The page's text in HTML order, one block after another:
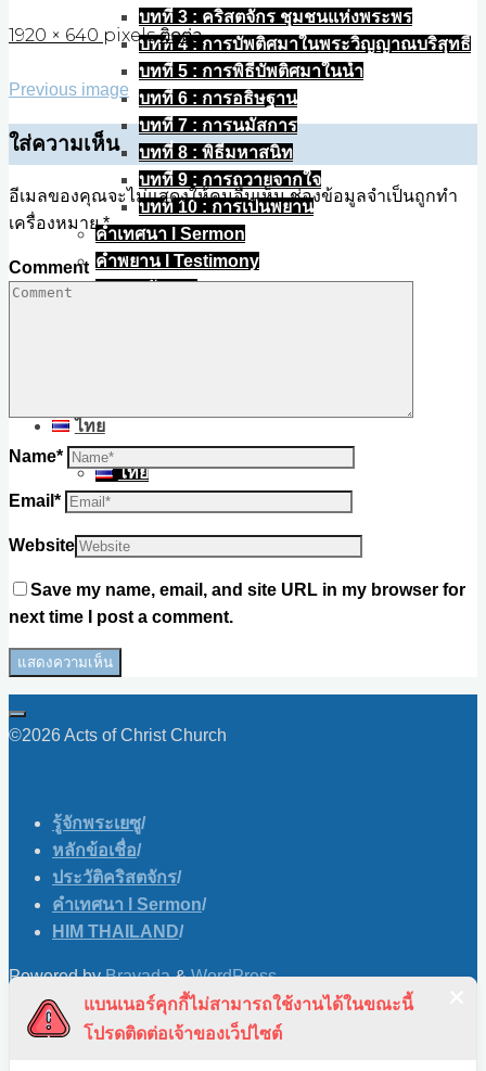
บทที่ 3 : คริสตจักร ชุมชนแห่งพระพร
บทที่ 4 : การบัพติศมาในพระวิญญาณบริสุทธิ์
บทที่ 5 : การพิธีบัพติศมาในน้ำ
บทที่ 6 : การอธิษฐาน
บทที่ 7 : การนมัสการ
บทที่ 8 : พิธีมหาสนิท
บทที่ 9 : การถวายจากใจ
บทที่ 10 : การเป็นพยาน
คำเทศนา l Sermon
คำพยาน l Testimony
เพลงนมัสการ
ไทย
ไทย
Full
1920 × 640 pixels ติดต่อ
Previous image
ใส่ความเห็น
อีเมลของคุณจะไม่แสดงให้คนอื่นเห็น ช่องข้อมูลจำเป็นถูกทำ
เครื่องหมาย*
Comment
Name*
Email *
Website
Save my name, email, and site URL in my browser for
next time I post a comment.
©2026 Acts of Christ Church
รู้จักพระเยซู/
หลักข้อเชื่อ/
ประวัติคริสตจักร/
คำเทศนา l Sermon/
HIM THAILAND/
Powered byBravada&WordPress.
Skip to content
Open toolbar
แบนเนอร์คุกกี้ไม่สามารถใช้งานได้ในขณะนี้
โปรดติดต่อเจ้าของเว็ปไซต์